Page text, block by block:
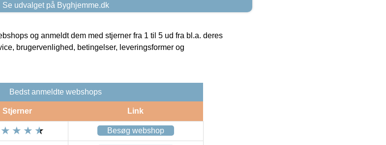
Se udvalget på Byghjemme.dk
og anmeldt dem med stjerner fra 1 til 5 ud fra bl.a. deres
brugervenlighed, betingelser, leveringsformer og
Bedst anmeldte webshops
Stjerner Link
Besøg webshop